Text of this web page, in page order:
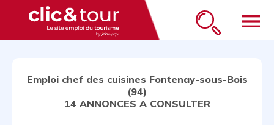
menu
Emploi chef des cuisines Fontenay-sous-Bois
(94)
14 ANNONCES A CONSULTER